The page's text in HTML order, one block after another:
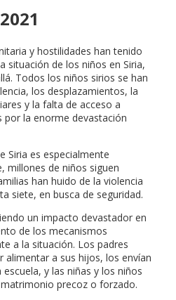
y hostilidades han tenido
situación de los niños en Siria,
Todos los niños sirios se han
los desplazamientos, la
y la falta de acceso a
por la enorme devastación
Siria es especialmente
millones de niños siguen
han huido de la violencia
siete, en busca de seguridad.
un impacto devastador en
de los mecanismos
a la situación. Los padres
alimentar a sus hijos, los envían
y las niñas y los niños
precoz o forzado.